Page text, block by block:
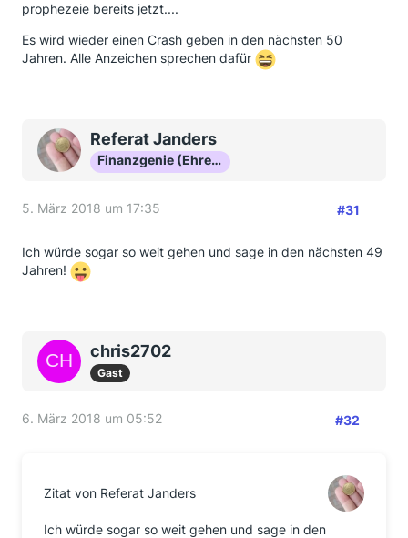
prophezeie bereits jetzt....
Es wird wieder einen Crash geben in den nächsten 50
Jahren. Alle Anzeichen sprechen dafür
Referat Janders
Finanzgenie (Ehrenmitglied)
5. März 2018 um 17:35 #31
Ich würde sogar so weit gehen und sage in den nächsten 49
Jahren!
chris2702
Gast
6. März 2018 um 05:52 #32
Zitat von Referat Janders
Ich würde sogar so weit gehen und sage in den